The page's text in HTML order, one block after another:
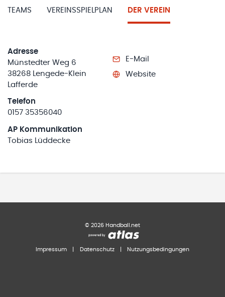
TEAMS VEREINSSPIELPLAN DER VEREIN
Adresse
Münstedter Weg 6
38268 Lengede-Klein
Lafferde
Telefon
0157 35356040
AP Kommunikation
Tobias Lüddecke
E-Mail
Website
© 2026 Handball.net
Impressum Datenschutz Nutzungsbedingungen